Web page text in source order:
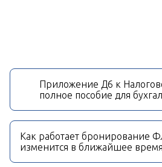
Приложение Д6 к
полное пособие для
Как работает бронирование
изменится в ближайшее